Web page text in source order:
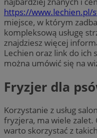
https://www.lechien.pl/
miejsce, w którym
kompleksową usługę
znajdziesz więcej
Lechien oraz link do
można umówić się na
Fryzjer dla
Korzystanie z usług
fryzjera, ma wiele
warto skorzystać z